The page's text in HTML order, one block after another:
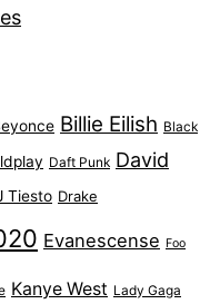
Billie Eilish Black
Daft Punk David
Tiesto Drake
Evanescense Foo
Kanye West Lady Gaga